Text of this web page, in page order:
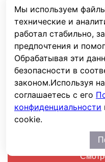
Мы используем
технические и
работал стабильно,
предпочтения и
Обрабатывая эти
безопасности в
законом.Используя
соглашаетесь с его
конфиденциальности
cookie.
6%
Точность
Тип корпуса
Контроллер солн.
Нет в продаже
ИБП ИМПУЛЬС
ИМПУЛЬС